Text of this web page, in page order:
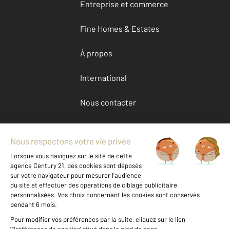
Entreprise et commerce
Fine Homes & Estates
À propos
International
Nous contacter
Mentions légales & CGU et Barèmes d'honoraires
Données personnelles
Gestionnaire des cookies
Achat maison autour de VILLIERS LE BEL (95400)